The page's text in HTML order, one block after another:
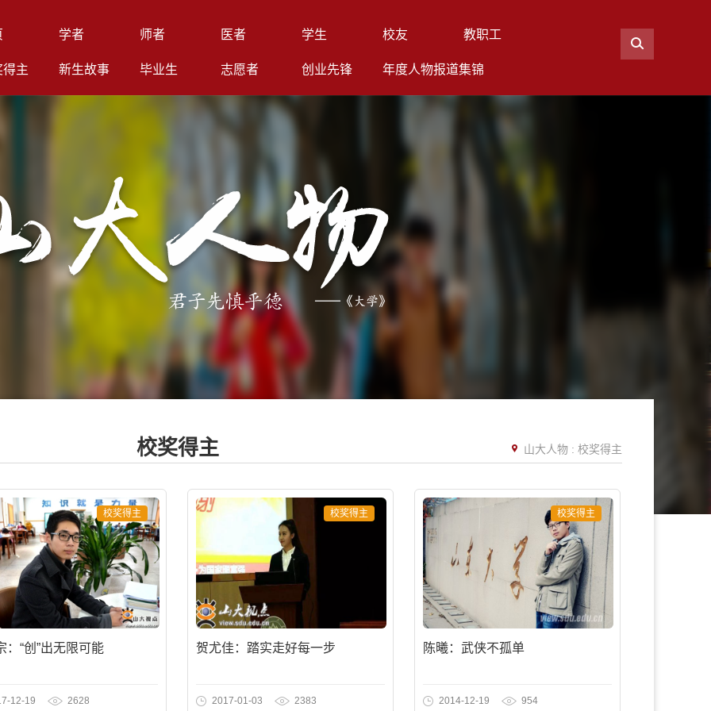
学者 师者 医者 学生 校友 教职工
得主 新生故事 毕业生 志愿者 创业先锋 年度人物报道集锦
校奖得主 山大人物 : 校奖得主
校奖得主
：“创”出无限可能
12-19 2628
校奖得主
贺尤佳：踏实走好每一步
2017-01-03 2383
校奖得主
陈曦：武侠不孤单
2014-12-19 954